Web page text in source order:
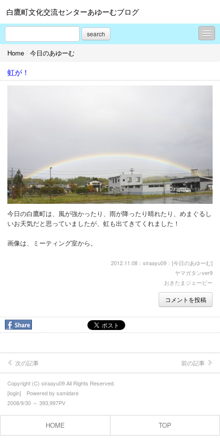
白鷹町文化交流センターあゆーむブログ
search
各コンテンツのご案内
今日のあゆーむ
施設概要
プロフィール
お問合せ
Home / 今日のあゆーむ
虹が！
今日の白鷹町は、風が強かったり、雨が降ったり晴れたり、めまぐるし
いお天気だと思っていましたが、虹も出てきてくれました！
画像は、ミーティング室から。
2012.11.08：siraayu09：[今日のあゆーむ]
ヤマガタンver9
おきたまジェーピー
コメントを投稿
次の記事 前の記事
Copyright (C) siraayu09 All Rights Reserved.
[login] Powered by samidare
2008/9/30 ～ 393,997PV
HOME TOP